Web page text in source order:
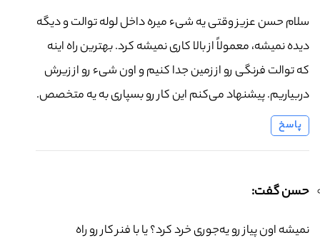
سلام حسن عزیز وقتی یه شیء میره داخل لوله توالت و دیگه
دیده نمیشه، معمولاً از بالا کاری نمیشه کرد. بهترین راه اینه
که توالت فرنگی رو از زمین جدا کنیم و اون شیء رو از زیرش
دربیاریم. پیشنهاد می‌کنم این کار رو بسپاری به یه متخصص.
پاسخ
حسن گفت:
نمیشه اون پیاز رو یه‌جوری خرد کرد؟ یا با فنر کار رو راه